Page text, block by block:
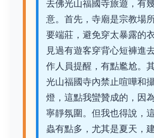
去佛光山福國寺旅遊，有
意。首先，寺廟是宗教場
要端莊，避免穿太暴露的
見過有遊客穿背心短褲進
作人員提醒，有點尷尬。
光山福國寺內禁止喧嘩和
燈，這點我蠻贊成的，因
寧靜氛圍。但我也得說，
蟲有點多，尤其是夏天，